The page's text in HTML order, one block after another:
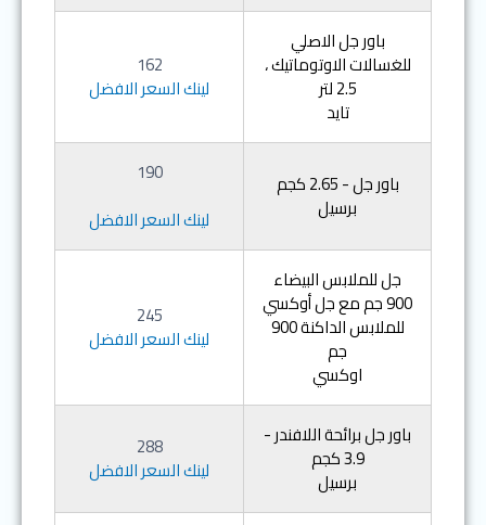
باور جل الاصلي
للغسالات الاوتوماتيك ،
2.5 لتر
تايد
162
لينك السعر الافضل
باور جل - 2.65 كجم
برسيل
190
لينك السعر الافضل
جل للملابس البيضاء
900 جم مع جل أوكسي
للملابس الداكنة 900
جم
اوكسي
245
لينك السعر الافضل
باور جل برائحة اللافندر -
3.9 كجم
برسيل
288
لينك السعر الافضل